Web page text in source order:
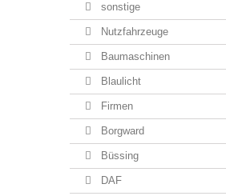
sonstige
Nutzfahrzeuge
Baumaschinen
Blaulicht
Firmen
Borgward
Büssing
DAF